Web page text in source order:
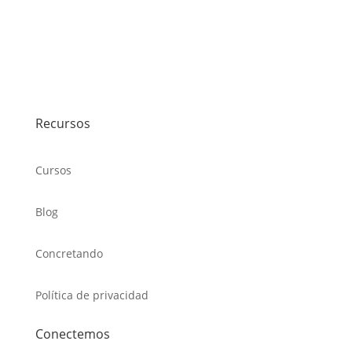
Recursos
Cursos
Blog
Concretando
Política de privacidad
Conectemos